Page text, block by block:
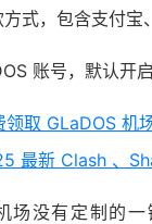
式，包含支付宝
账号，默认开
领取 GLaDOS 机
最新 Clash 、
场没有定制的